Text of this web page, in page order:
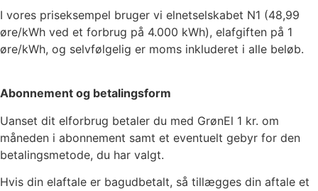
I vores priseksempel bruger vi elnetselskabet N1 (48,99
øre/kWh ved et forbrug på 4.000 kWh), elafgiften på 1
øre/kWh, og selvfølgelig er moms inkluderet i alle beløb.
Abonnement og betalingsform
Uanset dit elforbrug betaler du med GrønEl 1 kr. om
måneden i abonnement samt et eventuelt gebyr for den
betalingsmetode, du har valgt.
Hvis din elaftale er bagudbetalt, så tillægges din aftale et